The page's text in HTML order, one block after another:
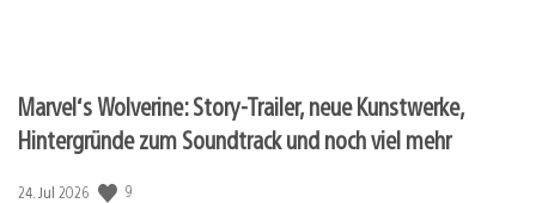
Marvel‘s Wolverine: Story-Trailer, neue Kunstwerke,
Hintergründe zum Soundtrack und noch viel mehr
Veröffentlichungsdatum:
24. Jul 2026 9